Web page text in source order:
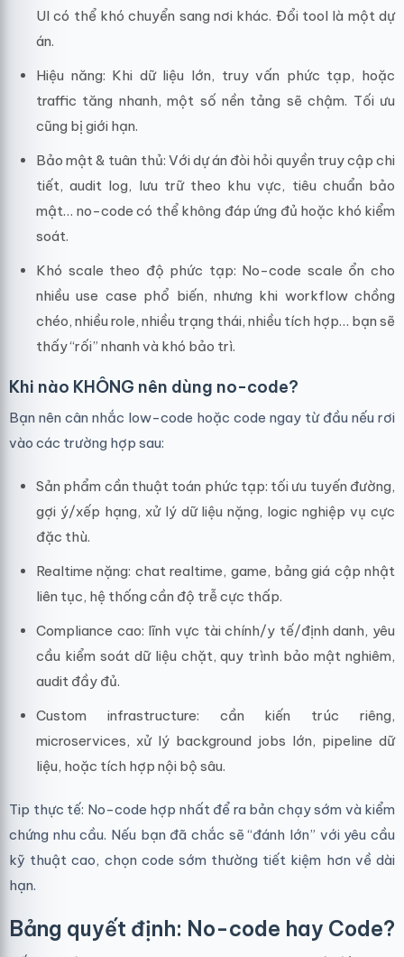
UI có thể khó chuyển sang nơi khác. Đổi tool là một dự
án.
Hiệu năng: Khi dữ liệu lớn, truy vấn phức tạp, hoặc
traffic tăng nhanh, một số nền tảng sẽ chậm. Tối ưu
cũng bị giới hạn.
Bảo mật & tuân thủ: Với dự án đòi hỏi quyền truy cập chi
tiết, audit log, lưu trữ theo khu vực, tiêu chuẩn bảo
mật… no-code có thể không đáp ứng đủ hoặc khó kiểm
soát.
Khó scale theo độ phức tạp: No-code scale ổn cho
nhiều use case phổ biến, nhưng khi workflow chồng
chéo, nhiều role, nhiều trạng thái, nhiều tích hợp… bạn sẽ
thấy “rối” nhanh và khó bảo trì.
Khi nào KHÔNG nên dùng no-code?
Bạn nên cân nhắc low-code hoặc code ngay từ đầu nếu rơi
vào các trường hợp sau:
Sản phẩm cần thuật toán phức tạp: tối ưu tuyến đường,
gợi ý/xếp hạng, xử lý dữ liệu nặng, logic nghiệp vụ cực
đặc thù.
Realtime nặng: chat realtime, game, bảng giá cập nhật
liên tục, hệ thống cần độ trễ cực thấp.
Compliance cao: lĩnh vực tài chính/y tế/định danh, yêu
cầu kiểm soát dữ liệu chặt, quy trình bảo mật nghiêm,
audit đầy đủ.
Custom infrastructure: cần kiến trúc riêng,
microservices, xử lý background jobs lớn, pipeline dữ
liệu, hoặc tích hợp nội bộ sâu.
Tip thực tế: No-code hợp nhất để ra bản chạy sớm và kiểm
chứng nhu cầu. Nếu bạn đã chắc sẽ “đánh lớn” với yêu cầu
kỹ thuật cao, chọn code sớm thường tiết kiệm hơn về dài
hạn.
Bảng quyết định: No-code hay Code?